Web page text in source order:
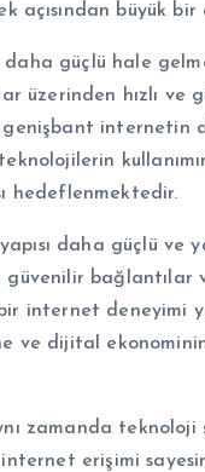
açısından büyük
daha güçlü hale
üzerinden hızlı ve
genişbant
hedeflenmektedir.
daha güçlü ve
güvenilir
internet deneyimi
ve dijital
zamanda
internet erişimi